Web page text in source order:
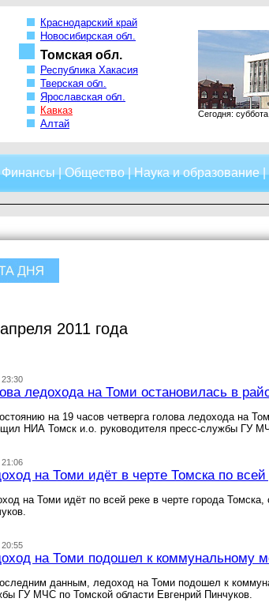
Краснодарский край
Новосибирская обл.
Томская обл.
Республика Хакасия
Тверская обл.
Ярославская обл.
Кавказ
Алтай
Сегодня:
Финансы|Общество|Наука и образование|
2011 года
23:30
ледохода на Томи остановилась в
на 19 часов четверга голова ледохода на
НИА Томск и.о. руководителя пресс-службы ГУ
21:06
на Томи идёт в черте Томска по
на Томи идёт по всей реке в черте города
20:55
на Томи подошел к коммунальному
данным, ледоход на Томи подошел к
ГУ МЧС по Томской области Евгенрий Пинчуков.